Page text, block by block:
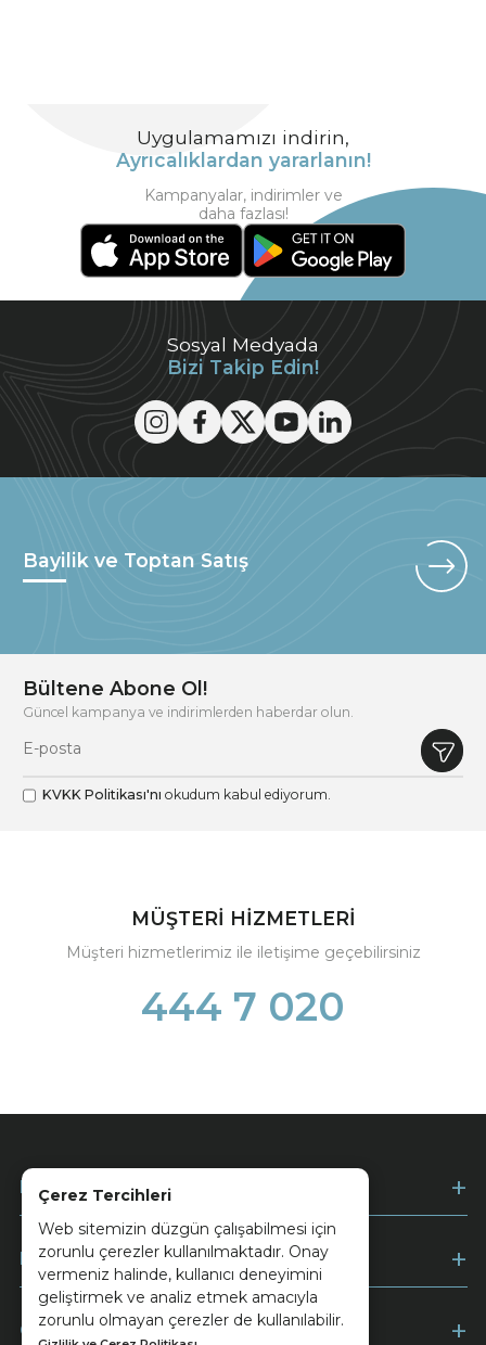
Çerez Tercihleri
Web sitemizin düzgün çalışabilmesi için
zorunlu çerezler kullanılmaktadır. Onay
vermeniz halinde, kullanıcı deneyimini
geliştirmek ve analiz etmek amacıyla
zorunlu olmayan çerezler de kullanılabilir.
Sosyal Medyada
Bizi Takip Edin!
Uygulamamızı indirin,
Ayrıcalıklardan yararlanın!
Kampanyalar, indirimler ve
daha fazlası!
Bayilik ve Toptan Satış
Bültene Abone Ol!
Güncel kampanya ve indirimlerden haberdar olun.
KVKK Politikası'nı okudum kabul ediyorum.
MÜŞTERİ HİZMETLERİ
Müşteri hizmetlerimiz ile iletişime geçebilirsiniz
444 7 020
Kurumsal
Müşteri Hizmetleri
Ödeme